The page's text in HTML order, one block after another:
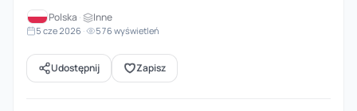
Polska · Inne
5 cze 2026 · 576 wyświetleń
Udostępnij Zapisz